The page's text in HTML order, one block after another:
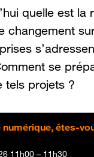
quelle est la
changement
se
tels projets ?
numérique, êtes-
11h00 – 11h30